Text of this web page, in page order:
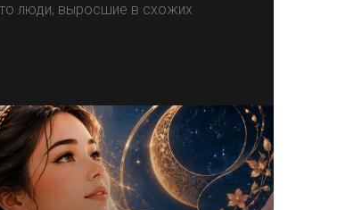
люди, выросшие в схожих